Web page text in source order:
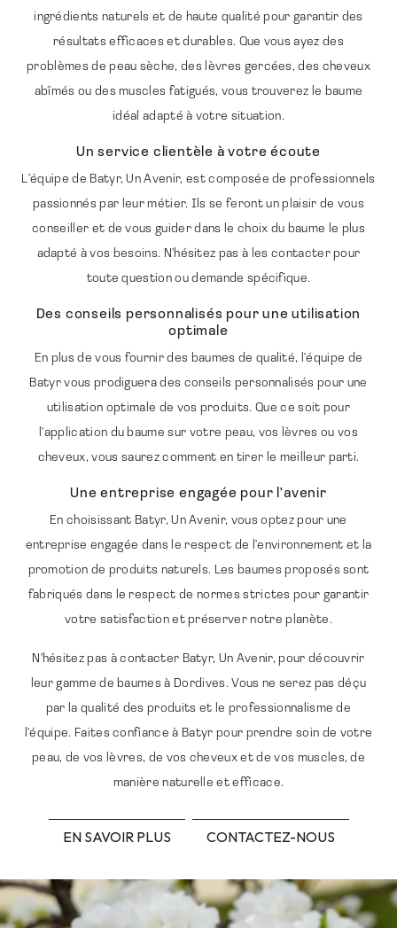
ingrédients naturels et de haute qualité pour garantir des
résultats efficaces et durables. Que vous ayez des
problèmes de peau sèche, des lèvres gercées, des cheveux
abîmés ou des muscles fatigués, vous trouverez le baume
idéal adapté à votre situation.
Un service clientèle à votre écoute
L'équipe de Batyr, Un Avenir, est composée de professionnels
passionnés par leur métier. Ils se feront un plaisir de vous
conseiller et de vous guider dans le choix du baume le plus
adapté à vos besoins. N'hésitez pas à les contacter pour
toute question ou demande spécifique.
Des conseils personnalisés pour une utilisation
optimale
En plus de vous fournir des baumes de qualité, l'équipe de
Batyr vous prodiguera des conseils personnalisés pour une
utilisation optimale de vos produits. Que ce soit pour
l'application du baume sur votre peau, vos lèvres ou vos
cheveux, vous saurez comment en tirer le meilleur parti.
Une entreprise engagée pour l'avenir
En choisissant Batyr, Un Avenir, vous optez pour une
entreprise engagée dans le respect de l'environnement et la
promotion de produits naturels. Les baumes proposés sont
fabriqués dans le respect de normes strictes pour garantir
votre satisfaction et préserver notre planète.
N'hésitez pas à contacter Batyr, Un Avenir, pour découvrir
leur gamme de baumes à Dordives. Vous ne serez pas déçu
par la qualité des produits et le professionnalisme de
l'équipe. Faites confiance à Batyr pour prendre soin de votre
peau, de vos lèvres, de vos cheveux et de vos muscles, de
manière naturelle et efficace.
EN SAVOIR PLUS CONTACTEZ-NOUS